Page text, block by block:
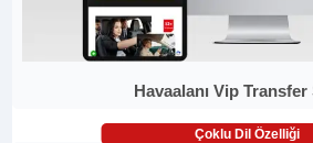
Havaalanı Vip
Çoklu Dil Özelliği